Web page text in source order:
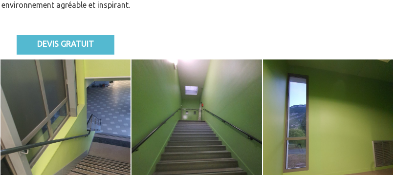
environnement agréable et inspirant.
DEVIS GRATUIT